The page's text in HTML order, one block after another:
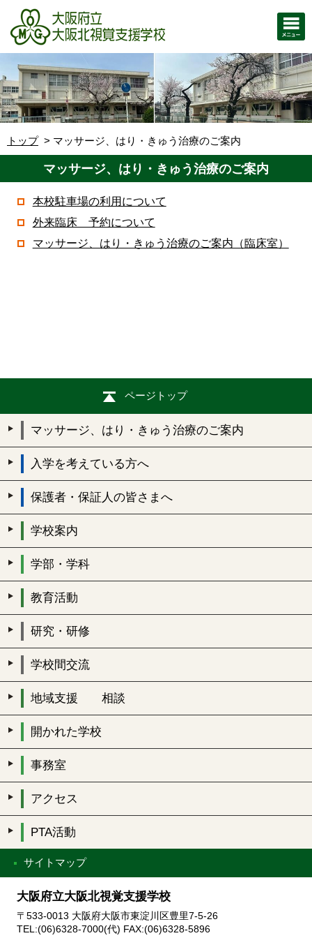
トップ マッサージ、はり・きゅう治療のご案内
マッサージ、はり・きゅう治療のご案内
本校駐車場の利用について
外来臨床 予約について
マッサージ、はり・きゅう治療のご案内（臨床室）
ページトップ
マッサージ、はり・きゅう治療のご案内
入学を考えている方へ
保護者・保証人の皆さまへ
学校案内
学部・学科
教育活動
研究・研修
学校間交流
地域支援 相談
開かれた学校
事務室
アクセス
PTA活動
サイトマップ
大阪府立大阪北視覚支援学校
〒533-0013 大阪府大阪市東淀川区豊里7-5-26
TEL:(06)6328-7000(代) FAX:(06)6328-5896